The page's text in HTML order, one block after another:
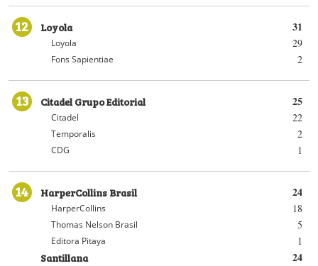
12 31
Loyola
29
Loyola
2
Fons Sapientiae
13 25
Citadel Grupo Editorial
22
Citadel
2
Temporalis
1
CDG
14 24
HarperCollins Brasil
18
HarperCollins
5
Thomas Nelson Brasil
1
Editora Pitaya
24
Santillana